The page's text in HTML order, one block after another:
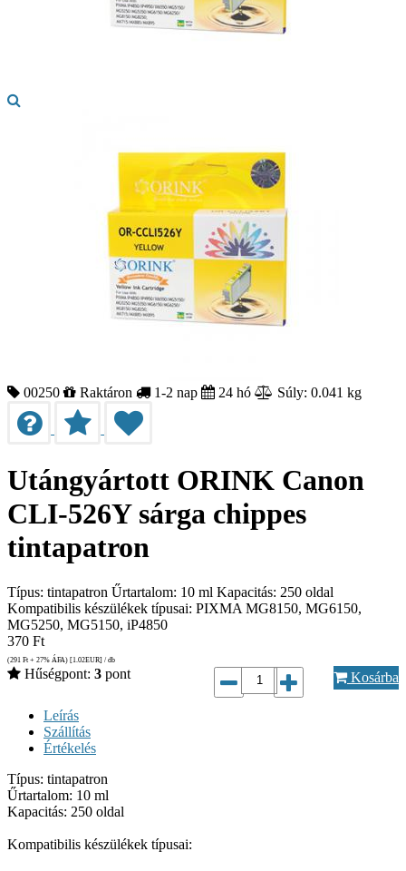
00250 Raktáron 1-2 nap 24 hó Súly: 0.041 kg
Utángyártott ORINK Canon
CLI-526Y sárga chippes
tintapatron
Típus: tintapatron Űrtartalom: 10 ml Kapacitás: 250 oldal
Kompatibilis készülékek típusai: PIXMA MG8150, MG6150,
MG5250, MG5150, iP4850
370 Ft
(291 Ft + 27% ÁFA) [1.02EUR] / db
Hűségpont: 3 pont Kosárba
Leírás
Szállítás
Értékelés
Típus: tintapatron
Űrtartalom: 10 ml
Kapacitás: 250 oldal
Kompatibilis készülékek típusai: